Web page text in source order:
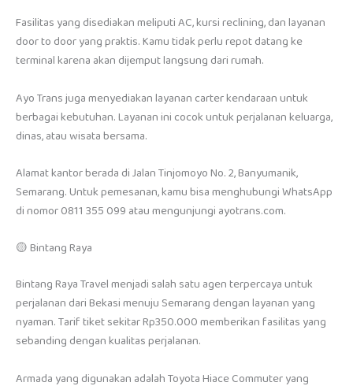
Fasilitas yang disediakan meliputi AC, kursi reclining, dan layanan
door to door yang praktis. Kamu tidak perlu repot datang ke
terminal karena akan dijemput langsung dari rumah.
Ayo Trans juga menyediakan layanan carter kendaraan untuk
berbagai kebutuhan. Layanan ini cocok untuk perjalanan keluarga,
dinas, atau wisata bersama.
Alamat kantor berada di Jalan Tinjomoyo No. 2, Banyumanik,
Semarang. Untuk pemesanan, kamu bisa menghubungi WhatsApp
di nomor 0811 355 099 atau mengunjungi ayotrans.com.
🟡 Bintang Raya
Bintang Raya Travel menjadi salah satu agen terpercaya untuk
perjalanan dari Bekasi menuju Semarang dengan layanan yang
nyaman. Tarif tiket sekitar Rp350.000 memberikan fasilitas yang
sebanding dengan kualitas perjalanan.
Armada yang digunakan adalah Toyota Hiace Commuter yang